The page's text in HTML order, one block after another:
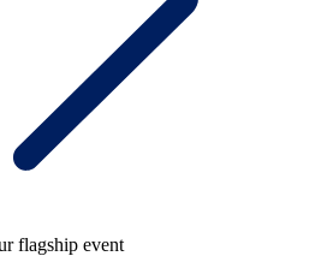
flagship event